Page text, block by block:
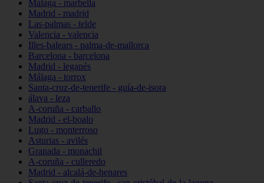
Málaga - marbella
Madrid - madrid
Las-palmas - telde
Valencia - valencia
Illes-balears - palma-de-mallorca
Barcelona - barcelona
Madrid - leganés
Málaga - torrox
Santa-cruz-de-tenerife - guía-de-isora
álava - leza
A-coruña - carballo
Madrid - el-boalo
Lugo - monterroso
Asturias - avilés
Granada - monachil
A-coruña - culleredo
Madrid - alcalá-de-henares